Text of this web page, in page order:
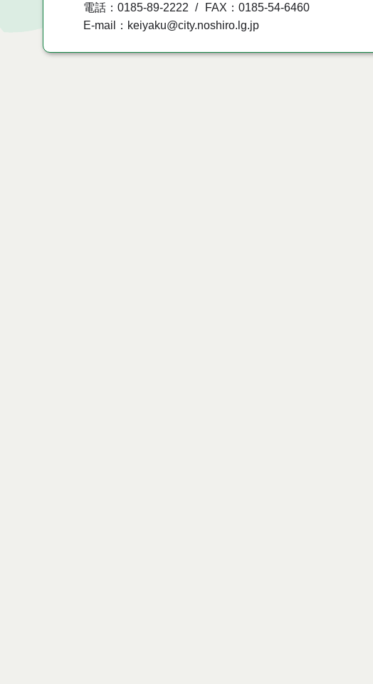
電話：0185-89-2222
FAX：0185-54-6460
E-mail：keiyaku@city.noshiro.lg.jp